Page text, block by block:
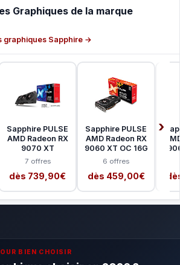
Graphiques de la marque
graphiques Sapphire →
Sapphire PULSE
AMD Radeon RX
9070 XT
7 offres
dès 739,90€
Sapphire PULSE
AMD Radeon RX
9060 XT OC 16G
6 offres
dès 459,00€
BIEN CHOISIR